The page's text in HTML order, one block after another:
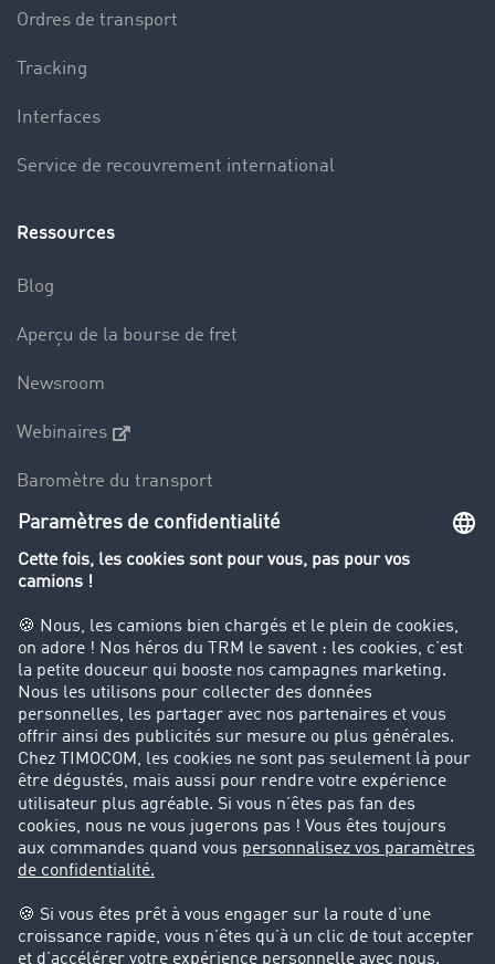
Ordres de transport
Tracking
Interfaces
Service de recouvrement international
Ressources
Blog
Aperçu de la bourse de fret
Newsroom
Webinaires
Baromètre du transport
Le dictionnaire du transport
Interdiction de circulation des poids lourds
Entreprise
Parrainage clients
Success Stories
Cadre légal
Mentions légales
Protection des données